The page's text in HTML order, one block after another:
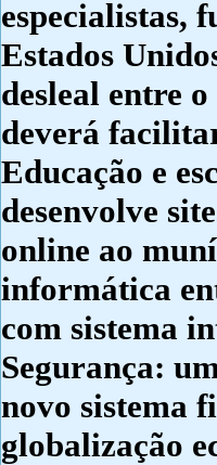
especialistas,
Estados
desleal entre
deverá
Educação e
desenvolve
online ao
informática
com sistema
Segurança:
novo sistema
globalização